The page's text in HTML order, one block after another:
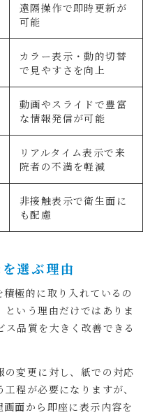
遠隔操作で即時更新が
可能
カラー表示・動的切替
で見やすさを向上
動画やスライドで豊富
な情報発信が可能
リアルタイム表示で来
院者の不満を軽減
非接触表示で衛生面に
も配慮
選ぶ理由
極的に取り入れているの
いう理由だけではありま
品質を大きく改善できる
変更に対し、紙での対応
程が必要になりますが、
面から即座に表示内容を